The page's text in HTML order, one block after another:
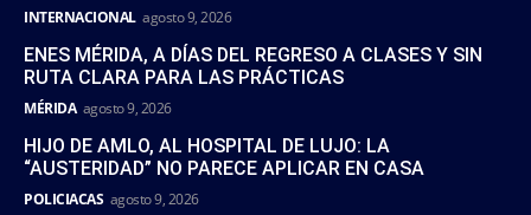
INTERNACIONAL agosto 9, 2026
ENES MÉRIDA, A DÍAS DEL REGRESO A CLASES Y SIN
RUTA CLARA PARA LAS PRÁCTICAS
MÉRIDA agosto 9, 2026
HIJO DE AMLO, AL HOSPITAL DE LUJO: LA
“AUSTERIDAD” NO PARECE APLICAR EN CASA
POLICIACAS agosto 9, 2026